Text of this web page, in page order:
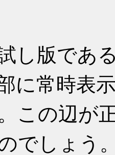
し版であ
に常時表
この辺が
でしょう